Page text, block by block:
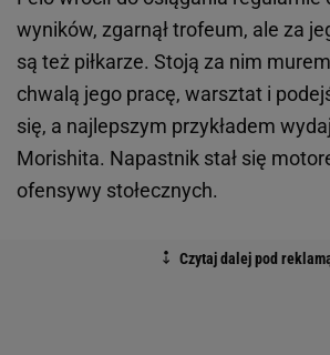
wyników, zgarnął trofeum, ale za
są też piłkarze. Stoją za nim
chwalą jego pracę, warsztat i
się, a najlepszym przykładem
Morishita. Napastnik stał się
ofensywy stołecznych.